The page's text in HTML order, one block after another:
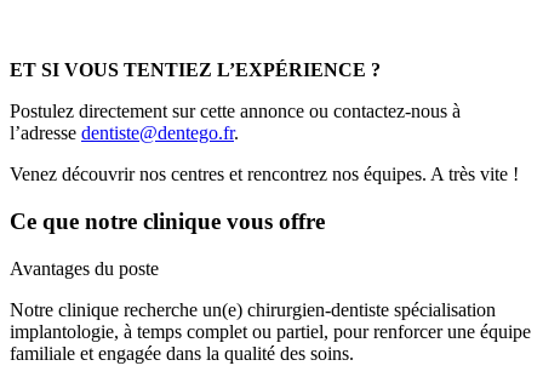
ET SI VOUS TENTIEZ L’EXPÉRIENCE ?
Postulez directement sur cette annonce ou contactez-nous à
l’adresse dentiste@dentego.fr.
Venez découvrir nos centres et rencontrez nos équipes. A très vite !
Ce que notre clinique vous offre
Avantages du poste
Notre clinique recherche un(e) chirurgien-dentiste spécialisation
implantologie, à temps complet ou partiel, pour renforcer une équipe
familiale et engagée dans la qualité des soins.